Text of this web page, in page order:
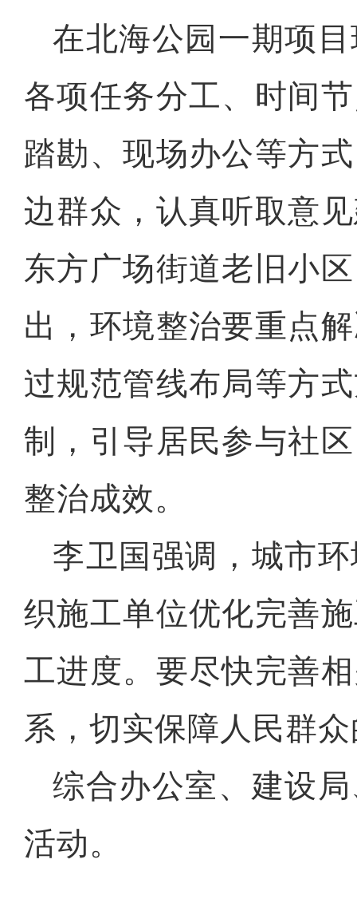
在北海公园一期项
各项任务分工、时间
踏勘、现场办公等方
边群众，认真听取意
东方广场街道老旧小
出，环境整治要重点
过规范管线布局等方
制，引导居民参与社
整治成效。
李卫国强调，城市
织施工单位优化完善
工进度。要尽快完善
系，切实保障人民群
综合办公室、建设
活动。